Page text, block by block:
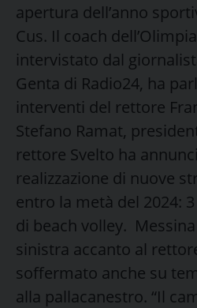
apertura dell’anno
Cus. Il coach
intervistato dal
Genta di Radio24, ha
interventi del rettore
Stefano Ramat,
rettore Svelto ha
realizzazione di nuove
entro la metà del 2024:
di beach volley.
sinistra accanto al
soffermato anche su
alla pallacanestro. “Il